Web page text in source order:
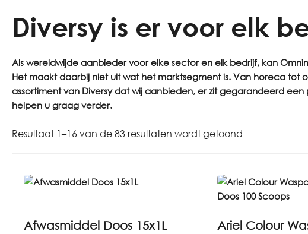
Diversy is er voor elk
Als wereldwijde aanbieder voor elke sector en elk bedrijf, kan
Het maakt daarbij niet uit wat het marktsegment is. Van horeca tot
assortiment van Diversy dat wij aanbieden, er zit gegarandeerd
helpen u graag verder.
Resultaat 1–16 van de 83 resultaten wordt getoond
Afwasmiddel Doos 15x1L
Ariel Colour